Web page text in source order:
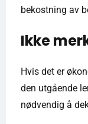
bekostning av
Ikke
Hvis det er
den utgående
nødvendig å